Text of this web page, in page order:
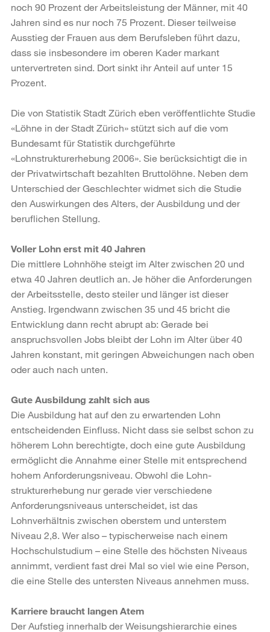
noch 90 Prozent der Arbeitsleistung der Männer, mit 40
Jahren sind es nur noch 75 Prozent. Dieser teilweise
Ausstieg der Frauen aus dem Berufsleben führt dazu,
dass sie insbesondere im oberen Kader markant
untervertreten sind. Dort sinkt ihr Anteil auf unter 15
Prozent.
Die von Statistik Stadt Zürich eben veröffentlichte Studie
«Löhne in der Stadt Zürich» stützt sich auf die vom
Bundesamt für Statistik durchgeführte
«Lohnstrukturerhebung 2006». Sie berücksichtigt die in
der Privatwirtschaft bezahlten Bruttolöhne. Neben dem
Unterschied der Geschlechter widmet sich die Studie
den Auswirkungen des Alters, der Ausbildung und der
beruflichen Stellung.
Voller Lohn erst mit 40 Jahren
Die mittlere Lohnhöhe steigt im Alter zwischen 20 und
etwa 40 Jahren deutlich an. Je höher die Anforderungen
der Arbeitsstelle, desto steiler und länger ist dieser
Anstieg. Irgendwann zwischen 35 und 45 bricht die
Entwicklung dann recht abrupt ab: Gerade bei
anspruchsvollen Jobs bleibt der Lohn im Alter über 40
Jahren konstant, mit geringen Abweichungen nach oben
oder auch nach unten.
Gute Ausbildung zahlt sich aus
Die Ausbildung hat auf den zu erwartenden Lohn
entscheidenden Einfluss. Nicht dass sie selbst schon zu
höherem Lohn berechtigte, doch eine gute Ausbildung
ermöglicht die Annahme einer Stelle mit entsprechend
hohem Anforderungsniveau. Obwohl die Lohn-
strukturerhebung nur gerade vier verschiedene
Anforderungsniveaus unterscheidet, ist das
Lohnverhältnis zwischen oberstem und unterstem
Niveau 2,8. Wer also – typischerweise nach einem
Hochschulstudium – eine Stelle des höchsten Niveaus
annimmt, verdient fast drei Mal so viel wie eine Person,
die eine Stelle des untersten Niveaus annehmen muss.
Karriere braucht langen Atem
Der Aufstieg innerhalb der Weisungshierarchie eines